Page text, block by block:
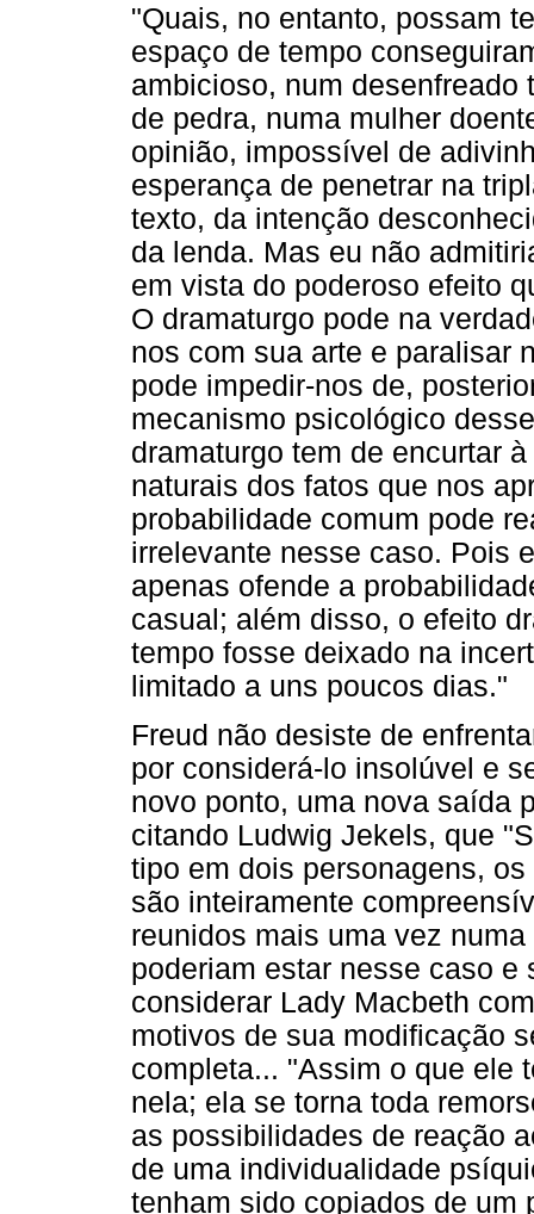
"Quais, no entanto, possam
espaço de tempo
ambicioso, num desenfreado
de pedra, numa mulher
opinião, impossível de
esperança de penetrar na
texto, da intenção
da lenda. Mas eu não
em vista do poderoso efeito
O dramaturgo pode na
nos com sua arte e paralisar
pode impedir-nos de,
mecanismo psicológico
dramaturgo tem de encurtar
naturais dos fatos que nos
probabilidade comum pode
irrelevante nesse caso. Pois
apenas ofende a
casual; além disso, o efeito
tempo fosse deixado na
limitado a uns poucos dias."
Freud não desiste de
por considerá-lo insolúvel e
novo ponto, uma nova saída
citando Ludwig Jekels, que
tipo em dois personagens,
são inteiramente
reunidos mais uma vez
poderiam estar nesse caso
considerar Lady Macbeth
motivos de sua modificação
completa... "Assim o que ele
nela; ela se torna toda
as possibilidades de reação
de uma individualidade
tenham sido copiados de um